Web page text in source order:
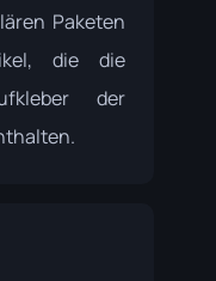
Paketen
die die
der